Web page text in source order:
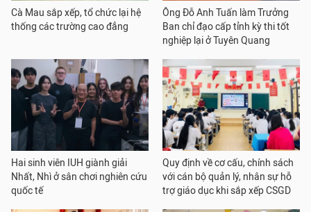
Cà Mau sắp xếp, tổ chức lại hệ
thống các trường cao đẳng
Ông Đỗ Anh Tuấn làm Trưởng
Ban chỉ đạo cấp tỉnh kỳ thi tốt
nghiệp lại ở Tuyên Quang
Hai sinh viên IUH giành giải
Nhất, Nhì ở sân chơi nghiên cứu
quốc tế
Quy định về cơ cấu, chính sách
với cán bộ quản lý, nhân sự hỗ
trợ giáo dục khi sắp xếp CSGD